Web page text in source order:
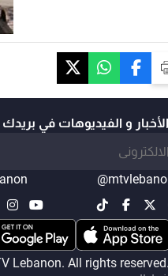
و الفيديوهات في بريدك
Lebanon. All rights reserved.